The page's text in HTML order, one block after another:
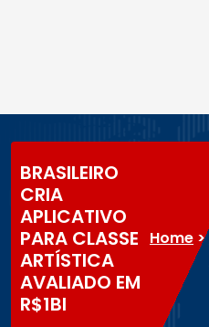
BRASILEIRO
CRIA
APLICATIVO
PARA CLASSE
ARTÍSTICA
AVALIADO EM
R$1BI
Home >